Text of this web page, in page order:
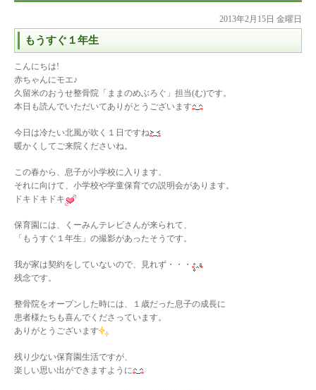
2013年2月15日 金曜日
もうすぐ１年生
こんにちは!
赤ちゃんにモエ♪
久留米のおうせ整骨院「ままのめぶろぐ」担当(む)です。
本日も読んでいただいてありがとうございます
今日は冷たい北風が吹く１日ですね
暖かくしてご来院くださいね。
この春から、息子が小学校に入ります。
それに向けて、小学校や学童保育での説明会があります。
ドキドキドキ
保育園には、くーみんテレビさんが来られて、
「もうすぐ１年生」の撮影があったそうです。
我が家は契約をしていないので、見れず・・・
残念です。
整骨院をオープンした時には、１歳だった息子の成長に
患者様たちも喜んでくださっています。
ありがとうございます
残り少ない保育園生活ですが、
楽しい思い出ができますように